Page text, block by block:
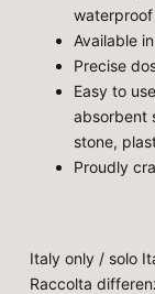
Available
Precise
Easy to
absorbent
stone,
Proudly
Italy only / solo
Raccolta